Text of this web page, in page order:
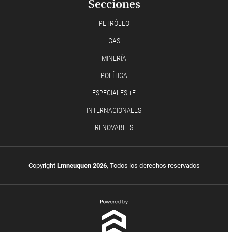
Secciones
PETRÓLEO
GAS
MINERÍA
POLÍTICA
ESPECIALES +E
INTERNACIONALES
RENOVABLES
Copyright Lmneuquen 2026, Todos los derechos reservados